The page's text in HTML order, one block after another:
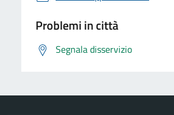
Problemi in città
Segnala disservizio